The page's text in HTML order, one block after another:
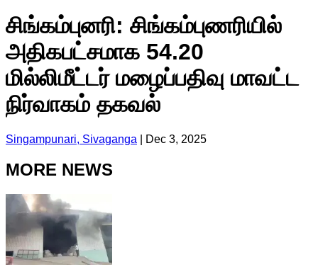
சிங்கம்புனரி: சிங்கம்புணரியில்
அதிகபட்சமாக 54.20
மில்லிமீட்டர் மழைப்பதிவு மாவட்ட
நிர்வாகம் தகவல்
Singampunari, Sivaganga Dec 3, 2025
MORE NEWS